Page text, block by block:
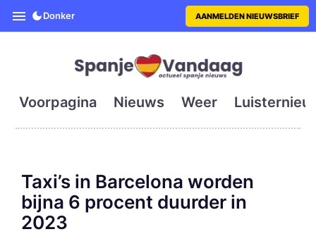
SpanjeVandaag is de eerste
Donker AANMELDEN NIEUWSBRIEF
Voorpagina Nieuws Weer
Taxi’s in Barcelona worden
bijna 6 procent duurder in
2023